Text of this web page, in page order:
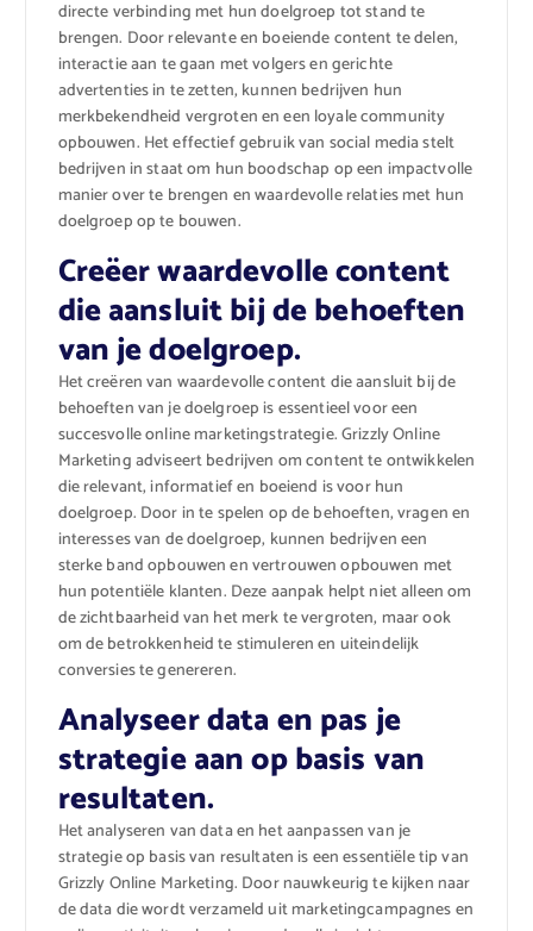
directe verbinding met hun doelgroep tot stand te
brengen. Door relevante en boeiende content te delen,
interactie aan te gaan met volgers en gerichte
advertenties in te zetten, kunnen bedrijven hun
merkbekendheid vergroten en een loyale community
opbouwen. Het effectief gebruik van social media stelt
bedrijven in staat om hun boodschap op een impactvolle
manier over te brengen en waardevolle relaties met hun
doelgroep op te bouwen.
Creëer waardevolle content
die aansluit bij de behoeften
van je doelgroep.
Het creëren van waardevolle content die aansluit bij de
behoeften van je doelgroep is essentieel voor een
succesvolle online marketingstrategie. Grizzly Online
Marketing adviseert bedrijven om content te ontwikkelen
die relevant, informatief en boeiend is voor hun
doelgroep. Door in te spelen op de behoeften, vragen en
interesses van de doelgroep, kunnen bedrijven een
sterke band opbouwen en vertrouwen opbouwen met
hun potentiële klanten. Deze aanpak helpt niet alleen om
de zichtbaarheid van het merk te vergroten, maar ook
om de betrokkenheid te stimuleren en uiteindelijk
conversies te genereren.
Analyseer data en pas je
strategie aan op basis van
resultaten.
Het analyseren van data en het aanpassen van je
strategie op basis van resultaten is een essentiële tip van
Grizzly Online Marketing. Door nauwkeurig te kijken naar
de data die wordt verzameld uit marketingcampagnes en